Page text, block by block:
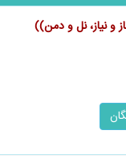
و نیاز، نل و دمن))